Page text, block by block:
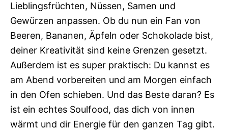
Lieblingsfrüchten, Nüssen, Samen und
Gewürzen anpassen. Ob du nun ein Fan von
Beeren, Bananen, Äpfeln oder Schokolade bist,
deiner Kreativität sind keine Grenzen gesetzt.
Außerdem ist es super praktisch: Du kannst es
am Abend vorbereiten und am Morgen einfach
in den Ofen schieben. Und das Beste daran? Es
ist ein echtes Soulfood, das dich von innen
wärmt und dir Energie für den ganzen Tag gibt.